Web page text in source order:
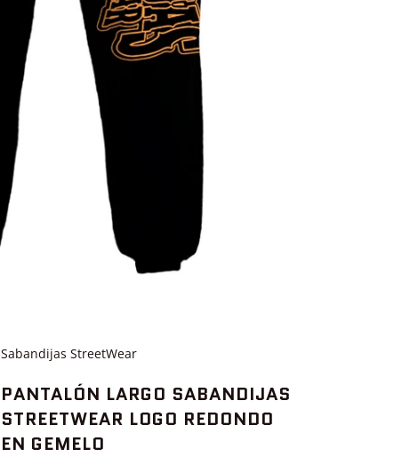
Sabandijas StreetWear
PANTALÓN LARGO SABANDIJAS
STREETWEAR LOGO REDONDO
EN GEMELO